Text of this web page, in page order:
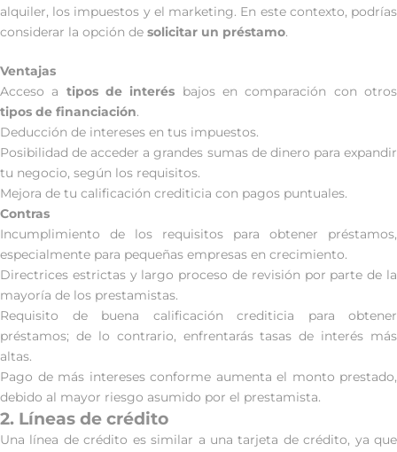
alquiler, los impuestos y el marketing. En este contexto, podrías
considerar la opción de solicitar un préstamo.
Ventajas
Acceso a tipos de interés bajos en comparación con otros
tipos de financiación.
Deducción de intereses en tus impuestos.
Posibilidad de acceder a grandes sumas de dinero para expandir
tu negocio, según los requisitos.
Mejora de tu calificación crediticia con pagos puntuales.
Contras
Incumplimiento de los requisitos para obtener préstamos,
especialmente para pequeñas empresas en crecimiento.
Directrices estrictas y largo proceso de revisión por parte de la
mayoría de los prestamistas.
Requisito de buena calificación crediticia para obtener
préstamos; de lo contrario, enfrentarás tasas de interés más
altas.
Pago de más intereses conforme aumenta el monto prestado,
debido al mayor riesgo asumido por el prestamista.
2. Líneas de crédito
Una línea de crédito es similar a una tarjeta de crédito, ya que